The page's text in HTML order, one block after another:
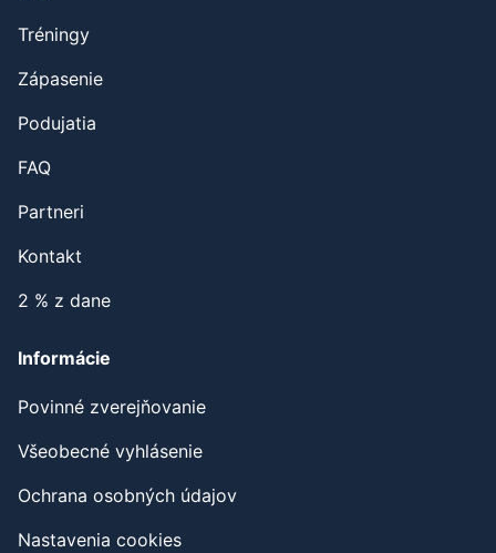
Tréningy
Zápasenie
Podujatia
FAQ
Partneri
Kontakt
2 % z dane
Informácie
Povinné zverejňovanie
Všeobecné vyhlásenie
Ochrana osobných údajov
Nastavenia cookies